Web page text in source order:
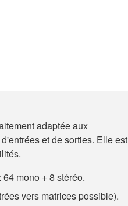
adaptée aux
et de sorties. Elle est
mono + 8 stéréo.
vers matrices possible).